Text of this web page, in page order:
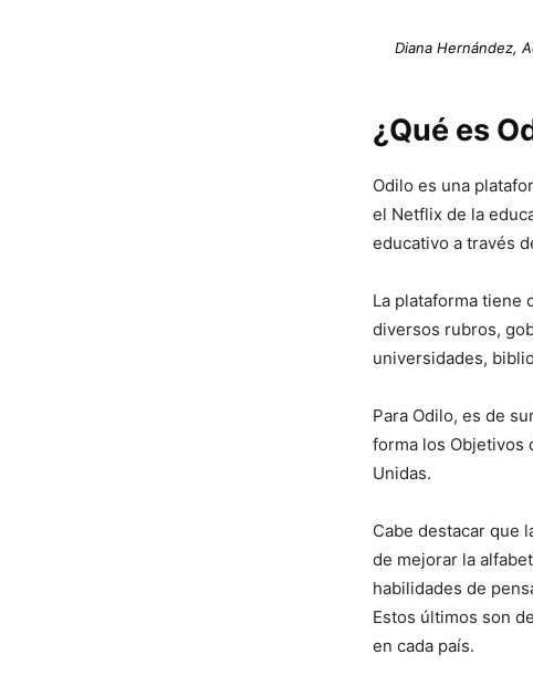
Diana Hernández,
¿Qué es
Odilo es una
el Netflix de la
educativo a través
La plataforma tiene
diversos rubros,
universidades,
Para Odilo, es de
forma los Objetivos
Unidas.
Cabe destacar que
de mejorar la
habilidades de
Estos últimos son
en cada país.